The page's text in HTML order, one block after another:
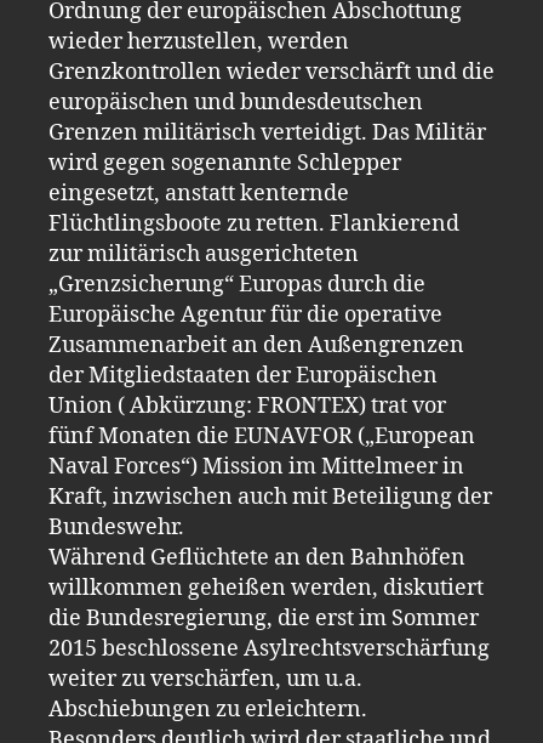
Ordnung der europäischen Abschottung
wieder herzustellen, werden
Grenzkontrollen wieder verschärft und die
europäischen und bundesdeutschen
Grenzen militärisch verteidigt. Das Militär
wird gegen sogenannte Schlepper
eingesetzt, anstatt kenternde
Flüchtlingsboote zu retten. Flankierend
zur militärisch ausgerichteten
„Grenzsicherung“ Europas durch die
Europäische Agentur für die operative
Zusammenarbeit an den Außengrenzen
der Mitgliedstaaten der Europäischen
Union ( Abkürzung: FRONTEX) trat vor
fünf Monaten die EUNAVFOR („European
Naval Forces“) Mission im Mittelmeer in
Kraft, inzwischen auch mit Beteiligung der
Bundeswehr.
Während Geflüchtete an den Bahnhöfen
willkommen geheißen werden, diskutiert
die Bundesregierung, die erst im Sommer
2015 beschlossene Asylrechtsverschärfung
weiter zu verschärfen, um u.a.
Abschiebungen zu erleichtern.